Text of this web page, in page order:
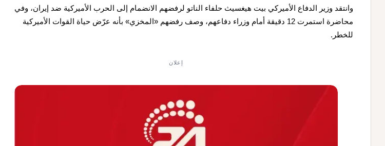
وانتقد وزير الدفاع الأميركي بيت هيغسيث حلفاء الناتو لرفضهم الانضمام إلى الحرب الأميركية ضد إيران، وفي
محاضرة استمرت 12 دقيقة أمام وزراء دفاعهم، وصف رفضهم «المخزي» بأنه عرّض حياة القوات الأميركية
للخطر.
إعلان